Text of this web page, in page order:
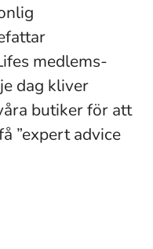
medlems-
dag kliver
butiker för att
”expert advice